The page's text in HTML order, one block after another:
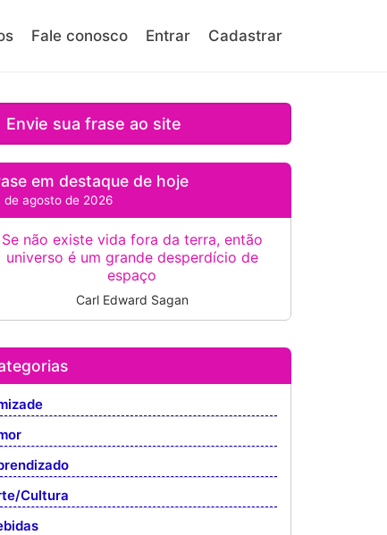
Fale conosco Entrar Cadastrar
Envie sua frase ao site
em destaque de hoje
de agosto de 2026
Se não existe vida fora da terra, então
universo é um grande desperdício de
espaço
Carl Edward Sagan
Cultura